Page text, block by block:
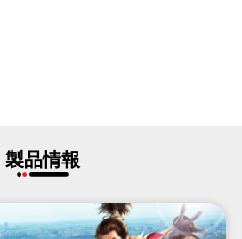
製品情報